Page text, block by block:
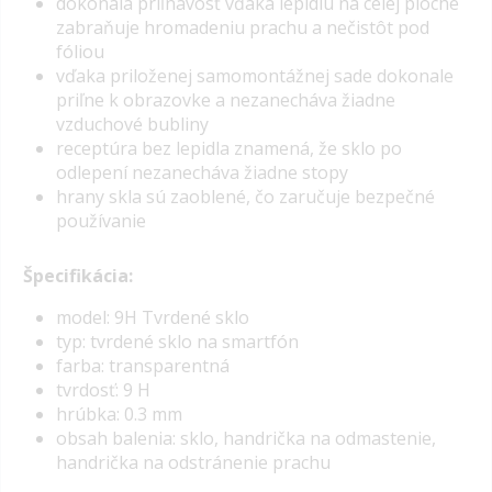
zabraňuje hromadeniu prachu a nečistôt pod
fóliou
vďaka priloženej samomontážnej sade dokonale
priľne k obrazovke a nezanecháva žiadne
vzduchové bubliny
receptúra ​​bez lepidla znamená, že sklo po
odlepení nezanecháva žiadne stopy
hrany skla sú zaoblené, čo zaručuje bezpečné
používanie
Špecifikácia:
model: 9H Tvrdené sklo
typ: tvrdené sklo na smartfón
farba: transparentná
tvrdosť: 9 H
hrúbka: 0.3 mm
obsah balenia: sklo, handrička na odmastenie,
handrička na odstránenie prachu